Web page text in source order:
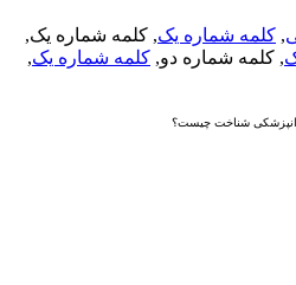
کلمه شماره یک, کلمه شماره یک,
کلمه شماره دو,کلمه شماره یک,
شناخت چیست؟